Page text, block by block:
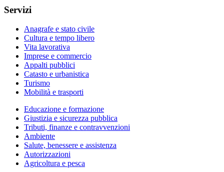
Servizi
Anagrafe e stato civile
Cultura e tempo libero
Vita lavorativa
Imprese e commercio
Appalti pubblici
Catasto e urbanistica
Turismo
Mobilità e trasporti
Educazione e formazione
Giustizia e sicurezza pubblica
Tributi, finanze e contravvenzioni
Ambiente
Salute, benessere e assistenza
Autorizzazioni
Agricoltura e pesca